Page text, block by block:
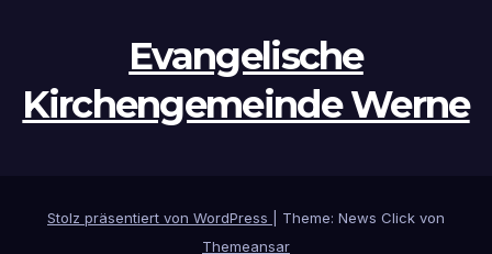
Evangelische
Kirchengemeinde Werne
Stolz präsentiert von WordPress
Theme: News Click von
Themeansar